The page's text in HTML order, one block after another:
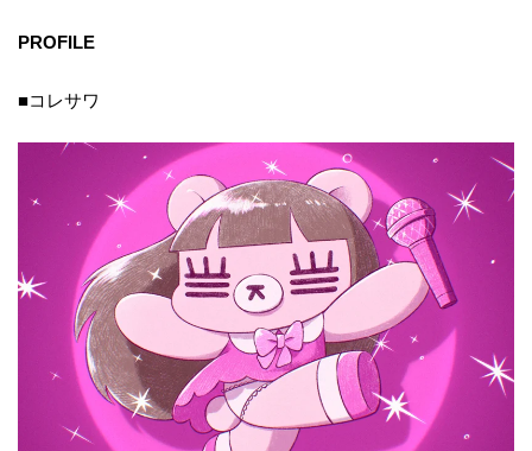
PROFILE
■コレサワ